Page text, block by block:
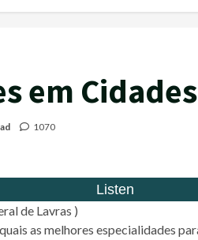
em
1070
de Lavras )
as melhores especialidades